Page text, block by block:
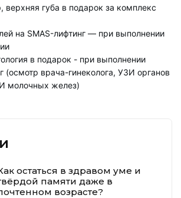
остаться в здравом уме и
памяти даже в
возрасте?
верхняя губа в подарок за комплекс
на SMAS-лифтинг — при выполнении
в подарок - при выполнении
(осмотр врача-гинеколога, УЗИ органов
молочных желез)